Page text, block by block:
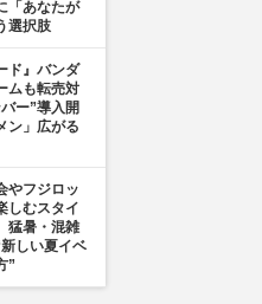
「あなたが
選択肢
ド』バンダ
ムも転売対
ー”導入開
ン」広がる
やフジロッ
しむスタイ
猛暑・混雑
しい夏イベ
”